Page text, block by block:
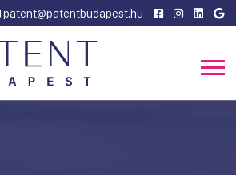
patent@patentbudapest.hu